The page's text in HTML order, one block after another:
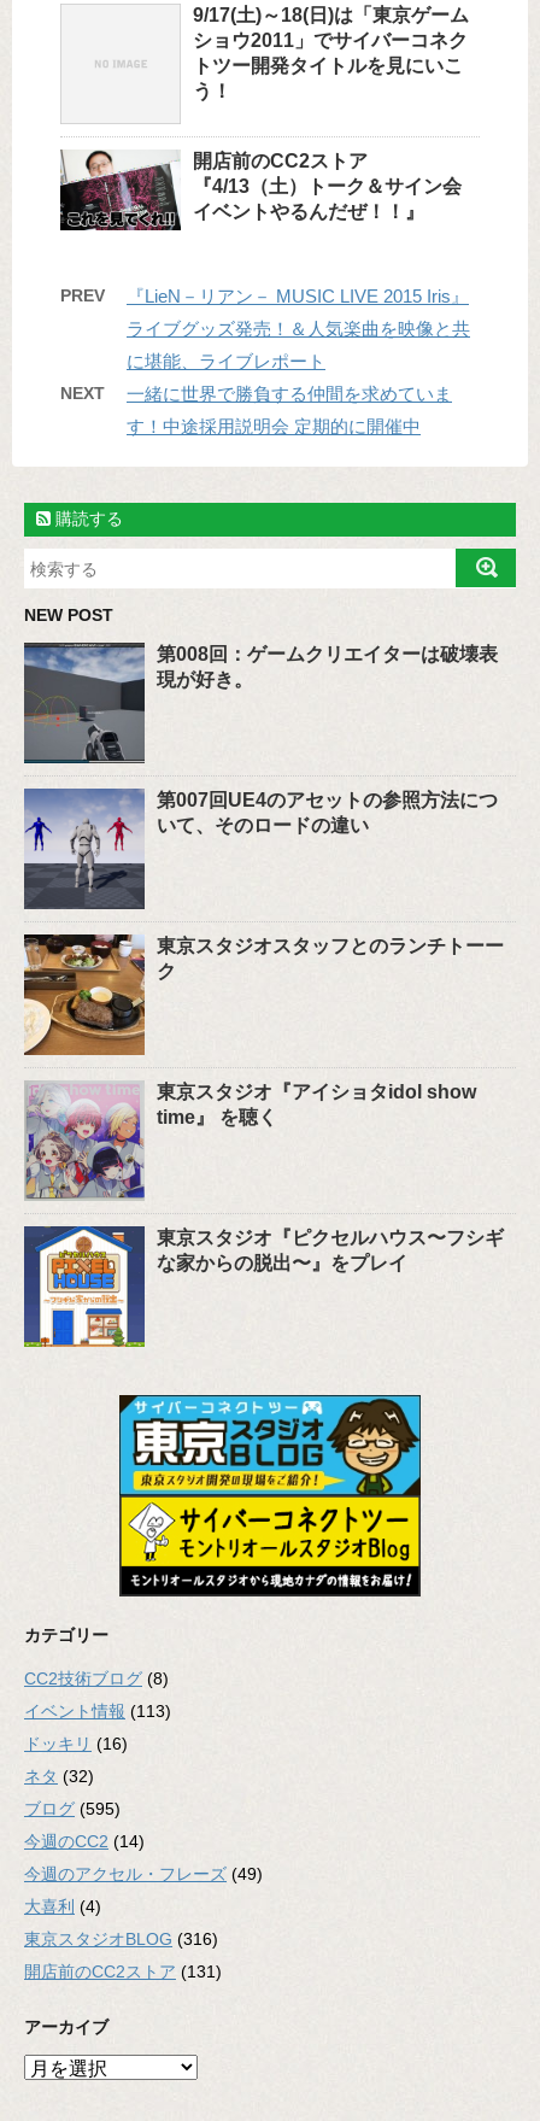
9/17(土)～18(日)は「東京ゲーム
ショウ2011」でサイバーコネク
トツー開発タイトルを見にいこ
う！
開店前のCC2ストア
『4/13（土）トーク＆サイン会
イベントやるんだぜ！！』
PREV
『LieN－リアン－ MUSIC LIVE 2015 Iris』
ライブグッズ発売！＆人気楽曲を映像と共
に堪能、ライブレポート
NEXT
一緒に世界で勝負する仲間を求めていま
す！中途採用説明会 定期的に開催中
購読する
NEW POST
第008回：ゲームクリエイターは破壊表
現が好き。
第007回UE4のアセットの参照方法につ
いて、そのロードの違い
東京スタジオスタッフとのランチトーー
ク
東京スタジオ『アイショタidol show
time』 を聴く
東京スタジオ『ピクセルハウス〜フシギ
な家からの脱出〜』をプレイ
カテゴリー
CC2技術ブログ (8)
イベント情報 (113)
ドッキリ (16)
ネタ (32)
ブログ (595)
今週のCC2 (14)
今週のアクセル・フレーズ (49)
大喜利 (4)
東京スタジオBLOG (316)
開店前のCC2ストア (131)
アーカイブ
ア